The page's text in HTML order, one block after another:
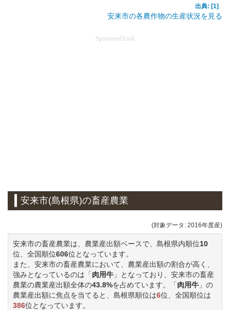
出典: [1]
安来市の各農作物の生産状況を見る
Sponsored Link
安来市(島根県)の畜産農業
(対象データ: 2016年度産)
安来市の畜産農業は、農業産出額ベースで、島根県内順位10
位、全国順位606位となっています。
また、安来市の畜産農業において、農業産出額の割合が高く、
強みとなっているのは「肉用牛 」となっており、安来市の畜産
農業の農業産出額全体の43.8%を占めています。「肉用牛 」の
農業産出額に焦点を当てると、島根県順位は6位、全国順位は
386位となっています。